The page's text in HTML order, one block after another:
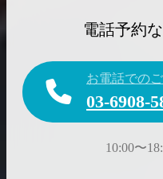
電話予約
お電話での
03-6908-
10:00〜